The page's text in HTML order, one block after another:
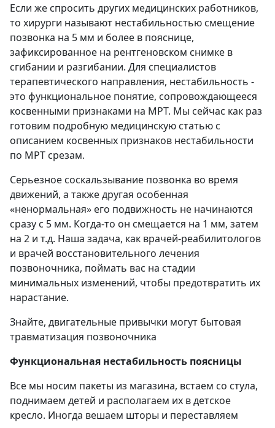
Если же спросить других медицинских работников,
то хирурги называют нестабильностью смещение
позвонка на 5 мм и более в пояснице,
зафиксированное на рентгеновском снимке в
сгибании и разгибании. Для специалистов
терапевтического направления, нестабильность -
это функциональное понятие, сопровождающееся
косвенными признаками на МРТ. Мы сейчас как раз
готовим подробную медицинскую статью с
описанием косвенных признаков нестабильности
по МРТ срезам.
Серьезное соскальзывание позвонка во время
движений, а также другая особенная
«ненормальная» его подвижность не начинаются
сразу с 5 мм. Когда-то он смещается на 1 мм, затем
на 2 и т.д. Наша задача, как врачей-реабилитологов
и врачей восстановительного лечения
позвоночника, поймать вас на стадии
минимальных изменений, чтобы предотвратить их
нарастание.
Знайте, двигательные привычки могут бытовая
травматизация позвоночника
Функциональная нестабильность поясницы
Все мы носим пакеты из магазина, встаем со стула,
поднимаем детей и располагаем их в детское
кресло. Иногда вешаем шторы и переставляем